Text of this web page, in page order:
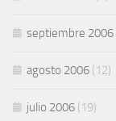
septiembre 2006
agosto 2006 (12)
julio 2006 (19)